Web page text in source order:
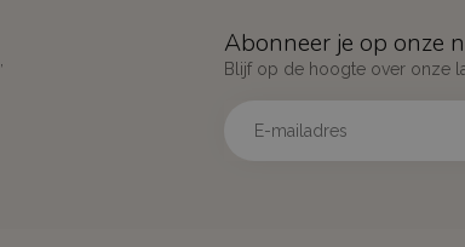
Abonneer je op onze
Blijf op de hoogte over onze